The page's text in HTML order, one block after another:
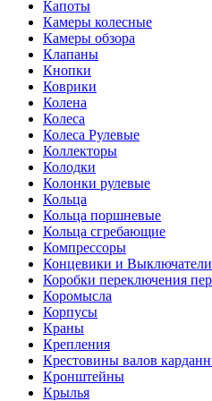
Капоты
Камеры колесные
Камеры обзора
Клапаны
Кнопки
Коврики
Колена
Колеса
Колеса Рулевые
Коллекторы
Колодки
Колонки рулевые
Кольца
Кольца поршневые
Кольца сгребающие
Компрессоры
Концевики и Выключатели
Коробки переключения
Коромысла
Корпусы
Краны
Крепления
Крестовины валов
Кронштейны
Крылья